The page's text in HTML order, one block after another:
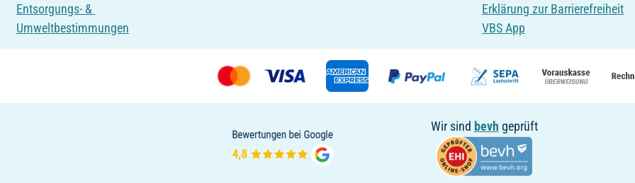
Entsorgungs- &
Umweltbestimmungen
Erklärung zur Barrierefreiheit
VBS App
Wir sind bevh geprüft